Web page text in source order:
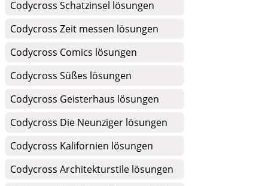
Codycross Schatzinsel lösungen
Codycross Zeit messen lösungen
Codycross Comics lösungen
Codycross Süßes lösungen
Codycross Geisterhaus lösungen
Codycross Die Neunziger lösungen
Codycross Kalifornien lösungen
Codycross Architekturstile lösungen